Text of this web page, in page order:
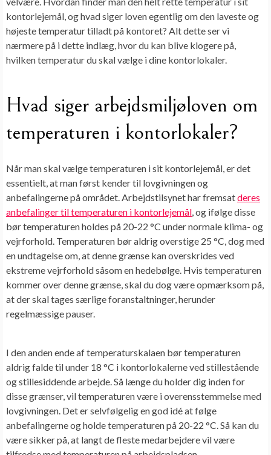
kontorlejemål, og hvad siger loven egentlig om den laveste og
højeste temperatur tilladt på kontoret? Alt dette ser vi
nærmere på i dette indlæg, hvor du kan blive klogere på,
hvilken temperatur du skal vælge i dine kontorlokaler.
Hvad siger arbejdsmiljøloven om
temperaturen i kontorlokaler?
Når man skal vælge temperaturen i sit kontorlejemål, er det
essentielt, at man først kender til lovgivningen og
anbefalingerne på området. Arbejdstilsynet har fremsatderes
anbefalinger til temperaturen i kontorlejemål, og ifølge disse
bør temperaturen holdes på 20-22 °C under normale klima- og
vejrforhold. Temperaturen bør aldrig overstige 25 °C, dog med
en undtagelse om, at denne grænse kan overskrides ved
ekstreme vejrforhold såsom en hedebølge. Hvis temperaturen
kommer over denne grænse, skal du dog være opmærksom på,
at der skal tages særlige foranstaltninger, herunder
regelmæssige pauser.
I den anden ende af temperaturskalaen bør temperaturen
aldrig falde til under 18 °C i kontorlokalerneved stillestående
og stillesiddende arbejde. Så længe du holder dig inden for
disse grænser, vil temperaturen være i overensstemmelse med
lovgivningen. Det er selvfølgelig en god idé at følge
anbefalingerne og holde temperaturen på 20-22 °C. Så kan du
være sikker på, at langt de fleste medarbejdere vil være